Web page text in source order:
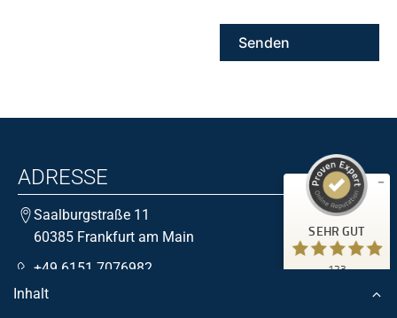
Inhalt
ADRESSE
Saalburgstraße 11
60385 Frankfurt am Main
+49 6151 7076982
kontakt@ra-araujo-kurth.de
SEHR GUT
123
Kanzlei Dr. Araujo Kurth
SEHR GUT
5,00
123
Bewertungen von
anderen Quellen
18.06.2026